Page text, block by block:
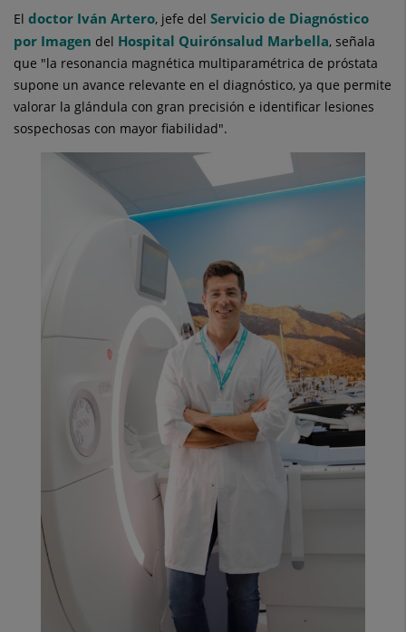
El doctor Iván Artero, jefe del Servicio de Diagnóstico
por Imagen del Hospital Quirónsalud Marbella, señala
que "la resonancia magnética multiparamétrica de próstata
supone un avance relevante en el diagnóstico, ya que permite
valorar la glándula con gran precisión e identificar lesiones
sospechosas con mayor fiabilidad".